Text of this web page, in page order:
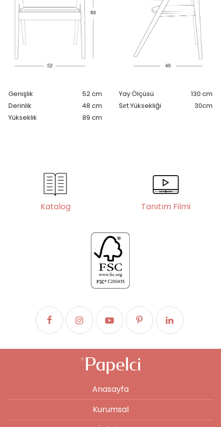
Genişlik
52 cm
Derinlik
48 cm
Yükseklik
89 cm
Yay Ölçüsü
130 cm
Sırt Yüksekliği
30cm
Katalog Tanıtım Filmi
Anasayfa
Kurumsal